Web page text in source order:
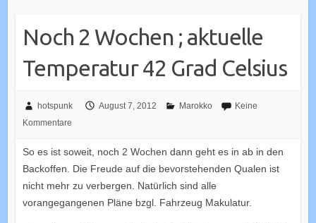
Noch 2 Wochen ; aktuelle
Temperatur 42 Grad Celsius
hotspunk August 7, 2012 Marokko
Keine
Kommentare
So es ist soweit, noch 2 Wochen dann geht es in ab in den
Backoffen. Die Freude auf die bevorstehenden Qualen ist
nicht mehr zu verbergen. Natürlich sind alle
vorangegangenen Pläne bzgl. Fahrzeug Makulatur.